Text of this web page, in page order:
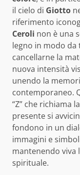
il cielo di Giotto
riferimento
Ceroli non è una
legno in modo da
cancellarne la
nuova intensità
unendo la
contemporaneo.
“Z” che richiama la
presente si
fondono in un
immagini e
mantenendo viva
spirituale.